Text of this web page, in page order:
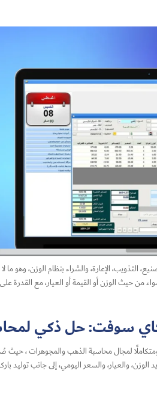
التذويب، الإعارة، والشراء بنظام الوزن، وهو
من حيث الوزن أو القيمة أو العيار، مع القدرة
سوفت: حل ذكي
لمجال محاسبة الذهب والمجوهرات ، حيث
والعيار، والسعر اليومي، إلى جانب